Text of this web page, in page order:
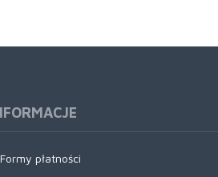
Formy płatności